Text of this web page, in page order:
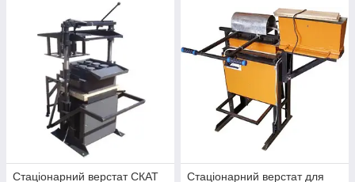
Стаціонарний верстат СКАТ
Стаціонарний верстат для